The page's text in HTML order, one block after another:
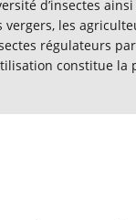
d’insectes
vergers, les
régulateurs
constitue la